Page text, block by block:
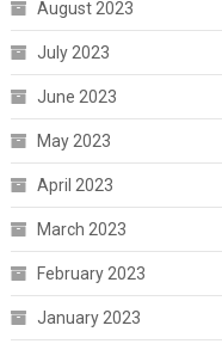
August 2023
July 2023
June 2023
May 2023
April 2023
March 2023
February 2023
January 2023